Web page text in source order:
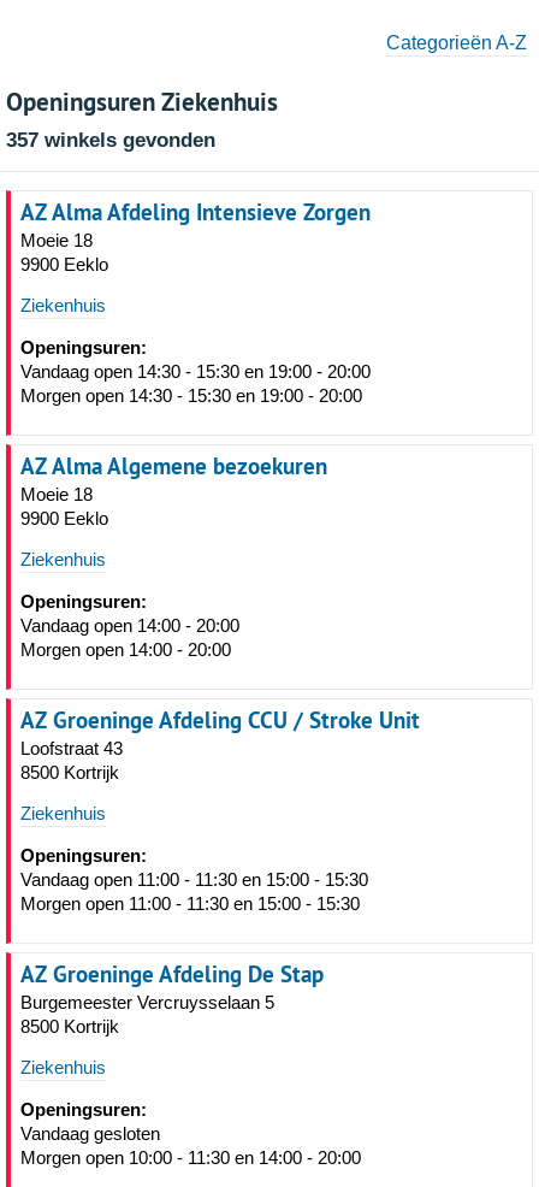
Categorieën A-Z
Openingsuren Ziekenhuis
357 winkels gevonden
AZ Alma Afdeling Intensieve Zorgen
Moeie 18
9900 Eeklo
Ziekenhuis
Openingsuren:
Vandaag open 14:30 - 15:30 en 19:00 - 20:00
Morgen open 14:30 - 15:30 en 19:00 - 20:00
AZ Alma Algemene bezoekuren
Moeie 18
9900 Eeklo
Ziekenhuis
Openingsuren:
Vandaag open 14:00 - 20:00
Morgen open 14:00 - 20:00
AZ Groeninge Afdeling CCU / Stroke Unit
Loofstraat 43
8500 Kortrijk
Ziekenhuis
Openingsuren:
Vandaag open 11:00 - 11:30 en 15:00 - 15:30
Morgen open 11:00 - 11:30 en 15:00 - 15:30
AZ Groeninge Afdeling De Stap
Burgemeester Vercruysselaan 5
8500 Kortrijk
Ziekenhuis
Openingsuren:
Vandaag gesloten
Morgen open 10:00 - 11:30 en 14:00 - 20:00